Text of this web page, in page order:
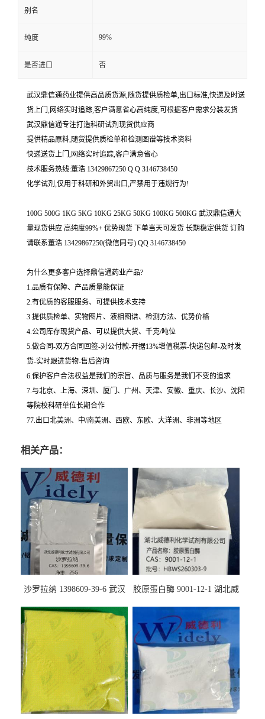
别名
纯度 99%
是否进口 否
武汉鼎信通药业提供高品质货源,随货提供质检单,出口标准,快递及时送
货上门,网络实时追踪,客户满意省心高纯度,可根据客户需求分装发货
武汉鼎信通专注打造科研试剂现货供应商
提供精品原料,随货提供质检单和检测图谱等技术资料
快递送货上门,网络实时追踪,客户满意省心
技术服务热线:董浩 13429867250 Q Q 3146738450
化学试剂,仅用于科研和外贸出口,严禁用于违规行为!
100G 500G 1KG 5KG 10KG 25KG 50KG 100KG 500KG 武汉鼎信通大
量现货供应 高纯度99%+ 优势现货 下单当天可发货 长期稳定供货 订购
请联系董浩 13429867250(微信同号) QQ 3146738450
为什么更多客户选择鼎信通药业产品?
1.品质有保障、产品质量能保证
2.有优质的客服服务、可提供技术支持
3.提供质检单、实物图片、液相图谱、检测方法、优势价格
4.公司库存现货产品、可以提供大货、千克/吨位
5.做合同-双方合同回签-对公付款-开据13%增值税票-快递包邮-及时发
货-实时跟进货物-售后咨询
6.保护客户合法权益是我们的宗旨、品质与服务是我们不变的追求
7.与北京、上海、深圳、厦门、广州、天津、安徽、重庆、长沙、沈阳
等院校科研单位长期合作
77.出口北美洲、中/南美洲、西欧、东欧、大洋洲、非洲等地区
相关产品：
沙罗拉纳 1398609-39-6 武汉
胶原蛋白酶 9001-12-1 湖北威